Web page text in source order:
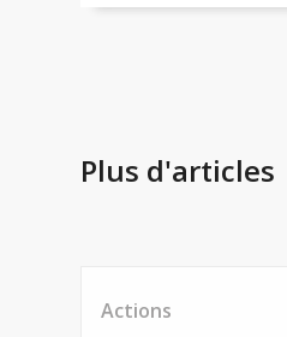
Plus d'articles
Actions